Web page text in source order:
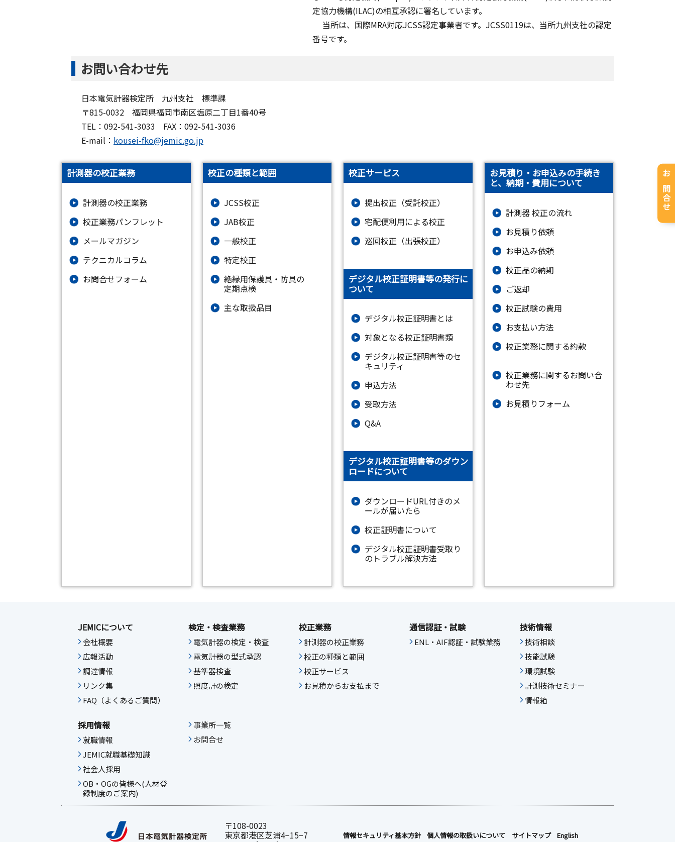
定協力機構(ILAC)の相互承認に署名しています。
当所は、国際MRA対応JCSS認定事業者です。JCSS0119は、当所九州支社の認定
番号です。
お問い合わせ先
日本電気計器検定所 九州支社 標準課
〒815-0032 福岡県福岡市南区塩原二丁目1番40号
TEL：092-541-3033 FAX：092-541-3036
E-mail： kousei-fko@jemic.go.jp
計測器の校正業務
計測器の校正業務
校正業務パンフレット
メールマガジン
テクニカルコラム
お問合せフォーム
校正の種類と範囲
JCSS校正
JAB校正
一般校正
特定校正
絶縁⽤保護具・防具の
定期点検
主な取扱品目
校正サービス
提出校正（受託校正）
宅配便利用による校正
巡回校正（出張校正）
デジタル校正証明書等の発行に
ついて
デジタル校正証明書とは
対象となる校正証明書類
デジタル校正証明書等のセ
キュリティ
申込方法
受取方法
Q&A
デジタル校正証明書等のダウン
ロードについて
ダウンロードURL付きのメ
ールが届いたら
校正証明書について
デジタル校正証明書受取り
のトラブル解決方法
お見積り・お申込みの手続き
と、納期・費用について
計測器 校正の流れ
お見積り依頼
お申込み依頼
校正品の納期
ご返却
校正試験の費用
お支払い方法
校正業務に関する約款
校正業務に関するお問い合
わせ先
お⾒積りフォーム
お問合せ
JEMICについて
会社概要
広報活動
調達情報
リンク集
FAQ（よくあるご質問）
検定・検査業務
電気計器の検定・検査
電気計器の型式承認
基準器検査
照度計の検定
校正業務
計測器の校正業務
校正の種類と範囲
校正サービス
お見積からお支払まで
通信認証・試験
ENL・AIF認証・試験業務
技術情報
技術相談
技能試験
環境試験
計測技術セミナー
情報箱
採用情報
就職情報
JEMIC就職基礎知識
社会人採用
OB・OGの皆様へ(人材登
録制度のご案内)
事業所一覧
お問合せ
〒108-0023
東京都港区芝浦4−15−7 情報セキュリティ基本⽅針 個人情報の取扱いについて サイトマップ English